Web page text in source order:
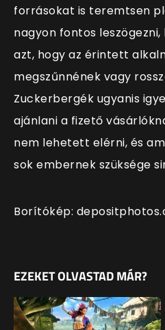
forrásokat is teremtsen
nagyon fontos
azt, hogy az érintett
megszűnnének vagy
Zuckerbergék ugyanis
ajánlani a fizető
nem lehetett elérni, és
sok embernek szüksége
Borítókép:
EZEKET OLVASTAD MÁR?